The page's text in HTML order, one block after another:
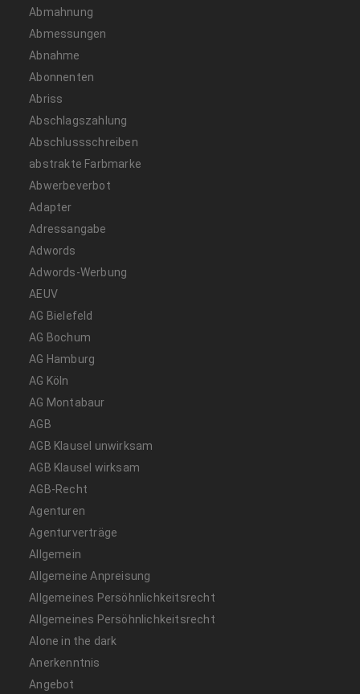
Abmahnung
Abmessungen
Abnahme
Abonnenten
Abriss
Abschlagszahlung
Abschlussschreiben
abstrakte Farbmarke
Abwerbeverbot
Adapter
Adressangabe
Adwords
Adwords-Werbung
AEUV
AG Bielefeld
AG Bochum
AG Hamburg
AG Köln
AG Montabaur
AGB
AGB Klausel unwirksam
AGB Klausel wirksam
AGB-Recht
Agenturen
Agenturverträge
Allgemein
Allgemeine Anpreisung
Allgemeines Persöhnlichkeitsrecht
Allgemeines Persöhnlichkeitsrecht
Alone in the dark
Anerkenntnis
Angebot